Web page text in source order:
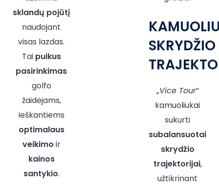
sklandų pojūtį
naudojant
visas lazdas.
Tai puikus
pasirinkimas
golfo
žaidėjams,
ieškantiems
optimalaus
veikimo ir
kainos
santykio.
SKRYDŽIO
„Vice Tour“
kamuoliukai
sukurti
subalansuotai
skrydžio
trajektorijai,
užtikrinant